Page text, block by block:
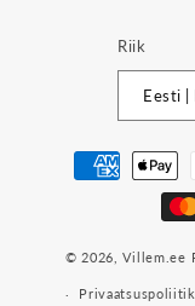
Riik
Makseviisid
© 2026,Villem.ee